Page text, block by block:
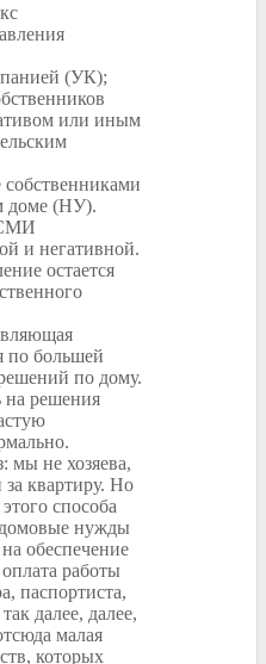
(УК);
или иным
собственниками
доме (НУ).
и негативной.
остается
по большей
по дому.
на решения
мы не хозяева,
квартиру. Но
способа
нужды
обеспечение
работы
паспортиста,
далее, далее,
малая
которых